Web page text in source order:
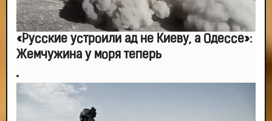
«Русские устроили ад не Киеву, а Одессе»:
Жемчужина у моря теперь